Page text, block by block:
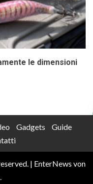
le dimensioni
Gadgets
Guide
| EnterNews von